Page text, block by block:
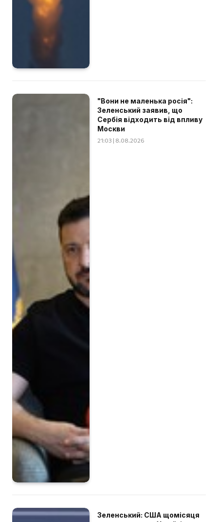
"Вони не маленька росія":
Зеленський заявив, що
Сербія відходить від впливу
Москви
21:03 | 8.08.2026
Зеленський: США щомісяця